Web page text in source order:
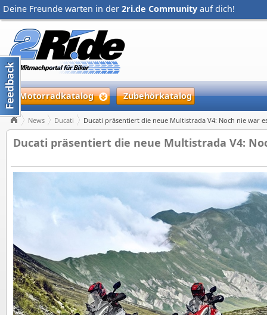
Deine Freunde warten in der 2ri.de Community auf dich!
Motorradkatalog Zubehörkatalog
News Ducati Ducati präsentiert die neue Multistrada V4: Noch nie war